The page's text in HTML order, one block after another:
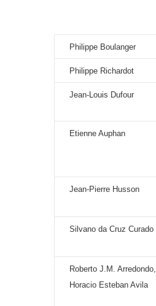
Philippe Boulanger
Philippe Richardot
Jean-Louis Dufour
Etienne Auphan
Jean-Pierre Husson
Silvano da Cruz Curado
Roberto J.M. Arredondo,
Horacio Esteban Avila